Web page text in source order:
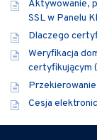
Aktywowanie,
SSL w Panelu
Dlaczego
Weryfikacja
certyfikującym
Cesja